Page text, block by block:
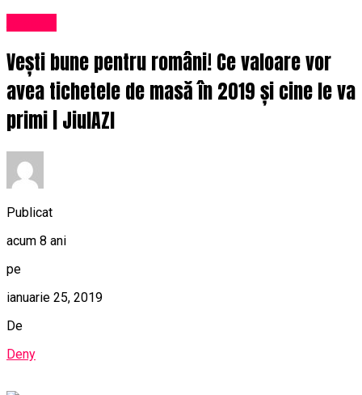
Vești bune pentru români! Ce valoare vor
avea tichetele de masă în 2019 și cine le va
primi | JiulAZI
Publicat
acum 8 ani
pe
ianuarie 25, 2019
De
Deny